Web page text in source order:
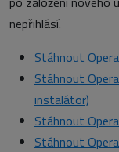
nepřihlásí.
Stáhnout
Stáhnout
instalátor)
Stáhnout
Stáhnout